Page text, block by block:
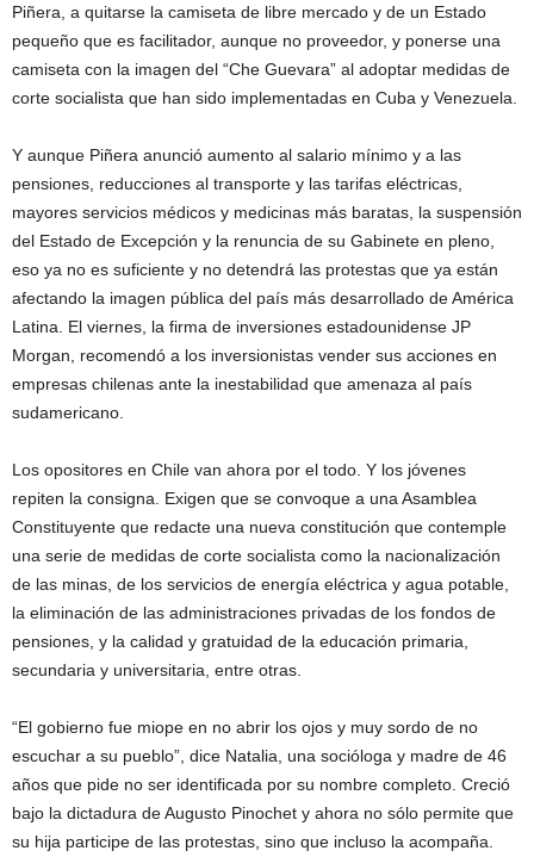
Piñera, a quitarse la camiseta de libre mercado y de un Estado
pequeño que es facilitador, aunque no proveedor, y ponerse una
camiseta con la imagen del “Che Guevara” al adoptar medidas de
corte socialista que han sido implementadas en Cuba y Venezuela.
Y aunque Piñera anunció aumento al salario mínimo y a las
pensiones, reducciones al transporte y las tarifas eléctricas,
mayores servicios médicos y medicinas más baratas, la suspensión
del Estado de Excepción y la renuncia de su Gabinete en pleno,
eso ya no es suficiente y no detendrá las protestas que ya están
afectando la imagen pública del país más desarrollado de América
Latina. El viernes, la firma de inversiones estadounidense JP
Morgan, recomendó a los inversionistas vender sus acciones en
empresas chilenas ante la inestabilidad que amenaza al país
sudamericano.
Los opositores en Chile van ahora por el todo. Y los jóvenes
repiten la consigna. Exigen que se convoque a una Asamblea
Constituyente que redacte una nueva constitución que contemple
una serie de medidas de corte socialista como la nacionalización
de las minas, de los servicios de energía eléctrica y agua potable,
la eliminación de las administraciones privadas de los fondos de
pensiones, y la calidad y gratuidad de la educación primaria,
secundaria y universitaria, entre otras.
“El gobierno fue miope en no abrir los ojos y muy sordo de no
escuchar a su pueblo”, dice Natalia, una socióloga y madre de 46
años que pide no ser identificada por su nombre completo. Creció
bajo la dictadura de Augusto Pinochet y ahora no sólo permite que
su hija participe de las protestas, sino que incluso la acompaña.